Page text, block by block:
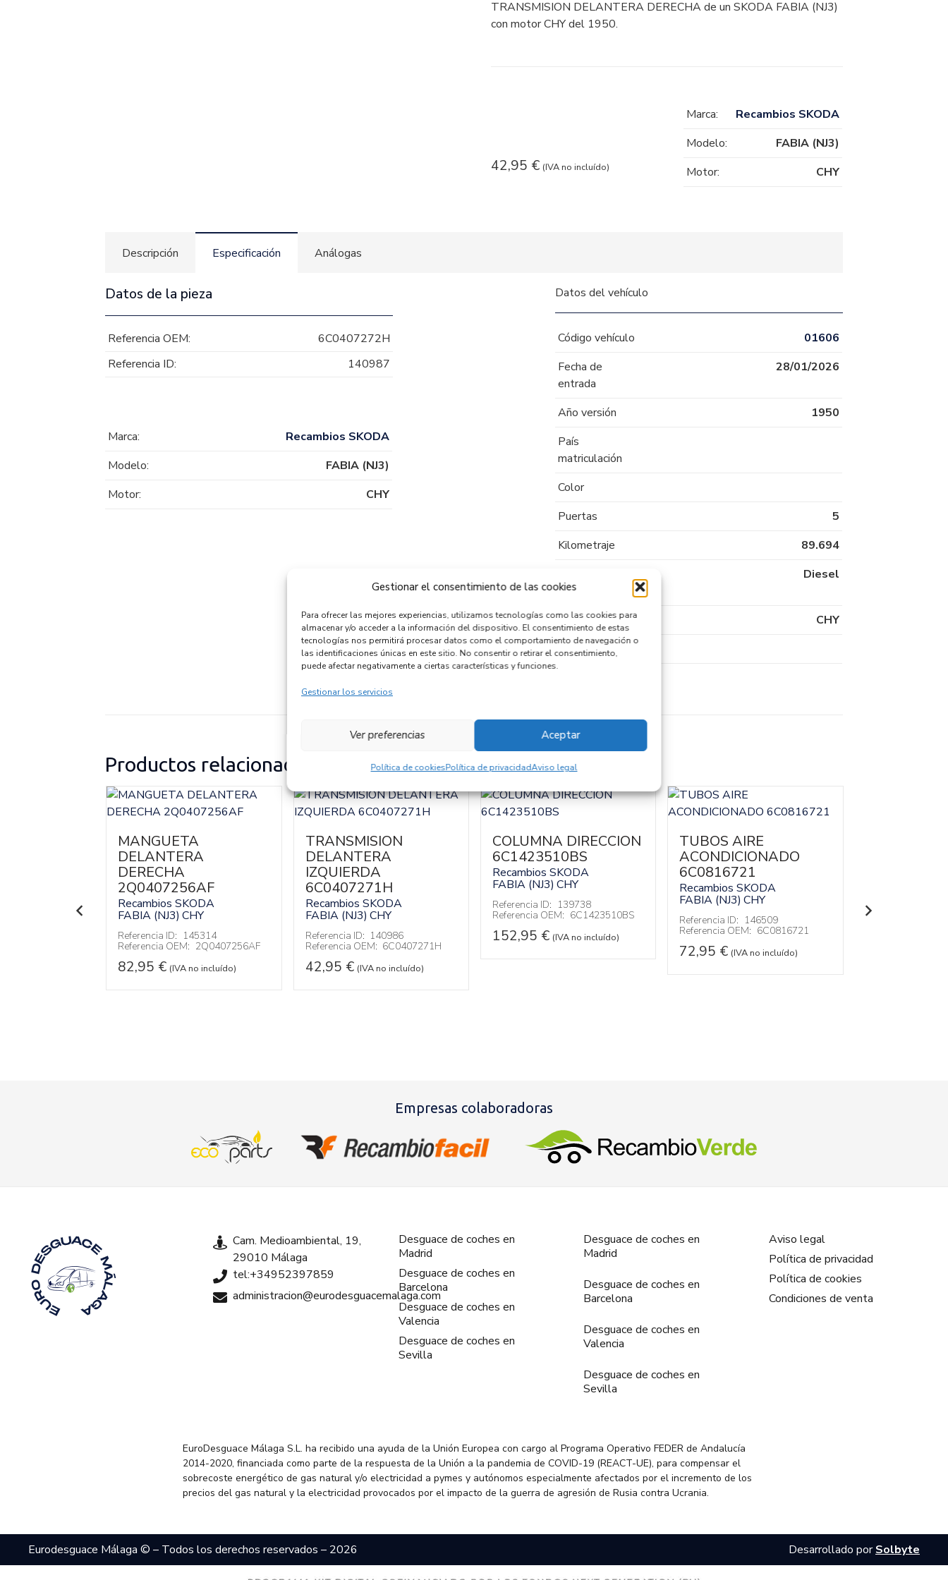
Gestionar el consentimiento de las cookies
Para ofrecer las mejores experiencias, utilizamos tecnologías como las cookies para
almacenar y/o acceder a la información del dispositivo. El consentimiento de estas
tecnologías nos permitirá procesar datos como el comportamiento de navegación o
las identificaciones únicas en este sitio. No consentir o retirar el consentimiento,
puede afectar negativamente a ciertas características y funciones.
Gestionar los servicios
Aceptar
Ver preferencias
Política de cookiesPolítica de privacidadAviso legal
TRANSMISION DELANTERA DERECHA de un SKODA FABIA (NJ3)
con motor CHY del 1950.
42,95 € (IVA no incluído)
Marca:
Recambios SKODA
Modelo:
FABIA (NJ3)
Motor:
CHY
Descripción Especificación Análogas
Datos de la pieza
Referencia OEM:
6C0407272H
Referencia ID:
140987
Marca:
Recambios SKODA
Modelo:
FABIA (NJ3)
Motor:
CHY
Datos del vehículo
Código vehículo
01606
Fecha de
entrada
28/01/2026
Año versión
1950
País
matriculación
Color
Puertas
5
Kilometraje
89.694
combustible
Diesel
Código motor
CHY
Código cambio
Productos relacionados
MANGUETA
DELANTERA
DERECHA
2Q0407256AF
Recambios SKODA
FABIA (NJ3) CHY
Referencia ID: 145314
Referencia OEM: 2Q0407256AF
82,95 € (IVA no incluído)
TRANSMISION
DELANTERA
IZQUIERDA
6C0407271H
Recambios SKODA
FABIA (NJ3) CHY
Referencia ID: 140986
Referencia OEM: 6C0407271H
42,95 € (IVA no incluído)
COLUMNA DIRECCION
6C1423510BS
Recambios SKODA
FABIA (NJ3) CHY
Referencia ID: 139738
Referencia OEM: 6C1423510BS
152,95 € (IVA no incluído)
TUBOS AIRE
ACONDICIONADO
6C0816721
Recambios SKODA
FABIA (NJ3) CHY
Referencia ID: 146509
Referencia OEM: 6C0816721
72,95 € (IVA no incluído)
Referencia ID:
Empresas colaboradoras
Cam. Medioambiental, 19,
29010 Málaga
tel:+34952397859
administracion@eurodesguacemalaga.com
Desguace de coches en
Madrid
Desguace de coches en
Barcelona
Desguace de coches en
Valencia
Desguace de coches en
Sevilla
Desguace de coches en
Madrid
Desguace de coches en
Barcelona
Desguace de coches en
Valencia
Desguace de coches en
Sevilla
Aviso legal
Política de privacidad
Política de cookies
Condiciones de venta
EuroDesguace Málaga S.L. ha recibido una ayuda de la Unión Europea con cargo al Programa Operativo FEDER de Andalucía
2014-2020, financiada como parte de la respuesta de la Unión a la pandemia de COVID-19 (REACT-UE), para compensar el
sobrecoste energético de gas natural y/o electricidad a pymes y autónomos especialmente afectados por el incremento de los
precios del gas natural y la electricidad provocados por el impacto de la guerra de agresión de Rusia contra Ucrania.
Eurodesguace Málaga © – Todos los derechos reservados – 2026 Desarrollado porSolbyte